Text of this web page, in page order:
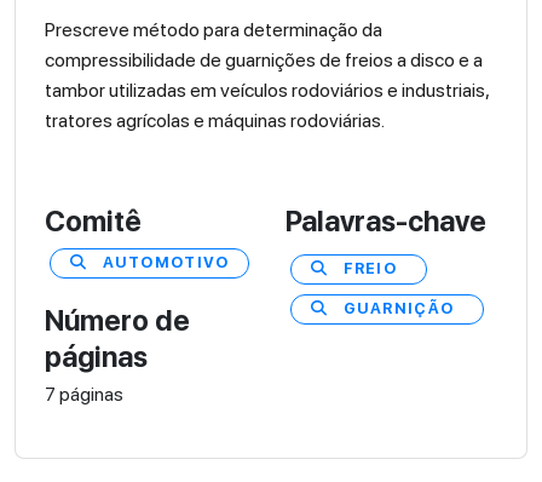
Prescreve método para determinação da
compressibilidade de guarnições de freios a disco e a
tambor utilizadas em veículos rodoviários e industriais,
tratores agrícolas e máquinas rodoviárias.
Comitê
AUTOMOTIVO
Número de
páginas
7 páginas
Palavras-chave
FREIO
GUARNIÇÃO